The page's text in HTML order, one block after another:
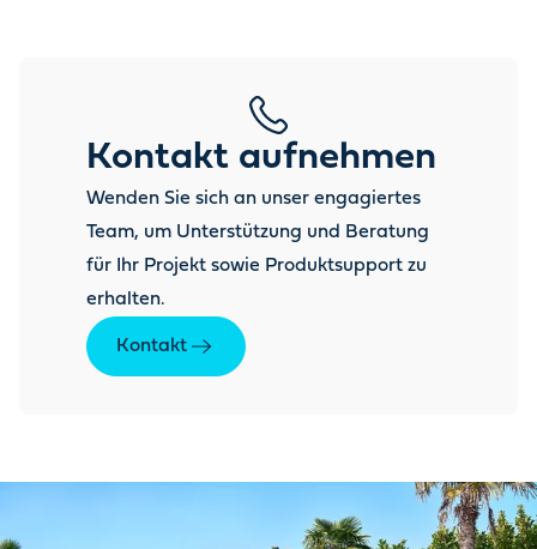
Kontakt aufnehmen
Wenden Sie sich an unser engagiertes
Team, um Unterstützung und Beratung
für Ihr Projekt sowie Produktsupport zu
erhalten.
Kontakt